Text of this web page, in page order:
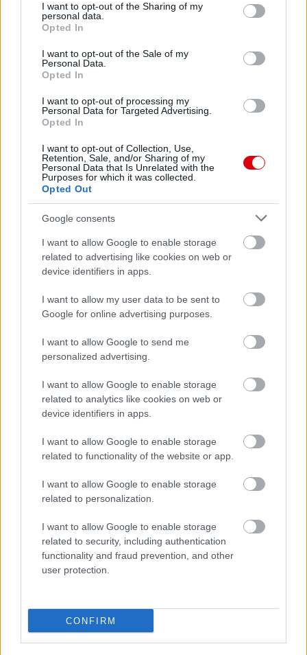
not limited to your visit or usage behaviour. You may click to
grant or deny consent to Google and its third-party tags to
use your data for below specified purposes in below Google
consent section.
I want to opt-out of the Sharing of my
personal data.
Opted In
I want to opt-out of the Sale of my
Personal Data.
Opted In
I want to opt-out of processing my
Personal Data for Targeted Advertising.
Opted In
I want to opt-out of Collection, Use,
Retention, Sale, and/or Sharing of my
Personal Data that Is Unrelated with the
Purposes for which it was collected.
Opted Out
Google consents
I want to allow Google to enable storage
related to advertising like cookies on web or
device identifiers in apps.
I want to allow my user data to be sent to
Google for online advertising purposes.
I want to allow Google to send me
personalized advertising.
I want to allow Google to enable storage
related to analytics like cookies on web or
device identifiers in apps.
I want to allow Google to enable storage
related to functionality of the website or app.
I want to allow Google to enable storage
related to personalization.
I want to allow Google to enable storage
related to security, including authentication
functionality and fraud prevention, and other
user protection.
CONFIRM
Paris Saint-Germainvs
Manchester United
Felkészülési szezon 4. mérkőzés
Nya Ullevi, Göteborg
1 nap 18 óra 29 perc 1 másodperc
Leeds UnitedvsManchester United2026-08-12 20:30
AC MilanvsManchester United
ELŐZŐ MÉRKŐZÉSEK
Támogatás
Támogasd adományoddal
Kapcsolódó hírek
MANUTDFANATICS.HU
2025/26 FANTASY PREMIER
LEAGUE
EREDMÉNYHIRDETÉS